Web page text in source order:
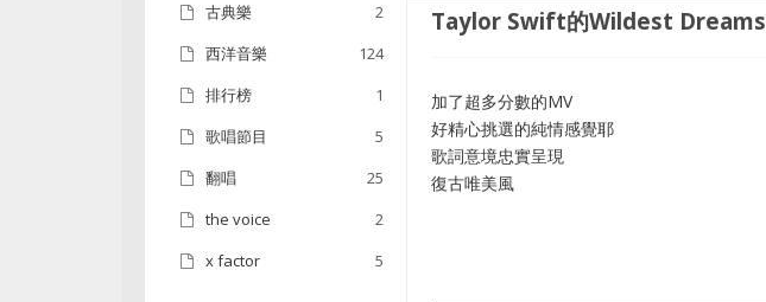
古典樂
2
西洋音樂
124
排行榜
1
歌唱節目
5
翻唱
25
the voice
2
x factor
5
Taylor Swift的Wildest Dreams
加了超多分數的MV
好精心挑選的純情感覺耶
歌詞意境忠實呈現
復古唯美風